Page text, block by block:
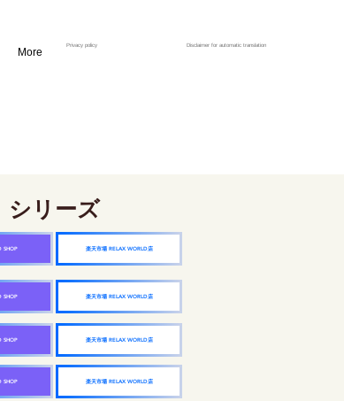
More
Privacy policy Disclaimer for automatic translation
シリーズ
楽天市場 RELAX WORLD店
SHOP
楽天市場 RELAX WORLD店
SHOP
楽天市場 RELAX WORLD店
SHOP
楽天市場 RELAX WORLD店
SHOP